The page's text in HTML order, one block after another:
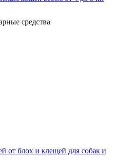
средства
от блох и клещей для собак и